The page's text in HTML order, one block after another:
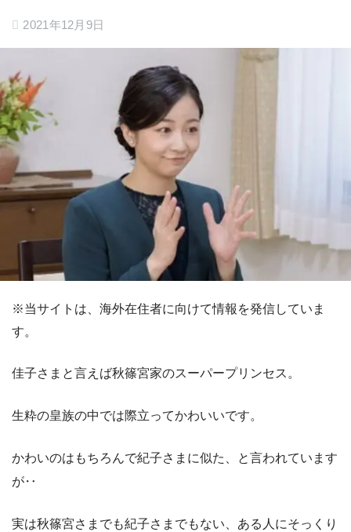
2021年12月9日
※当サイトは、海外在住者に向けて情報を発信していま
す。
佳子さまと言えば秋篠宮家のスーパープリンセス。
生粋の皇族の中では際立ってかわいいです。
かわいのはもちろんで紀子さまに似た、と言われています
が‥
実は秋篠宮さまでも紀子さまでもない、ある人にそっくり